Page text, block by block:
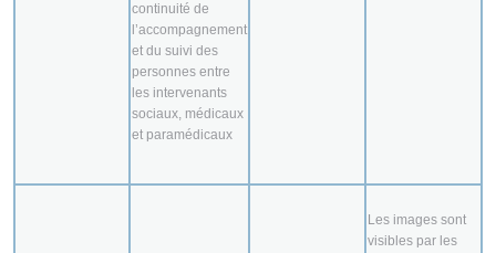
continuité de
l’accompagnement
et du suivi des
personnes entre
les intervenants
sociaux, médicaux
et paramédicaux
Les images sont
visibles par les